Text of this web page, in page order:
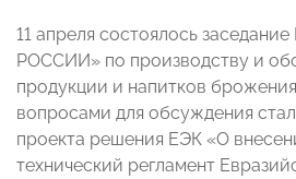
11 апреля состоялось
РОССИИ» по производству и
продукции и напитков
вопросами для обсуждения
проекта решения ЕЭК «О
технический регламент